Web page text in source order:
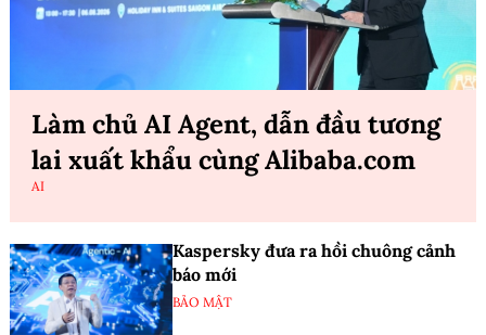
Làm chủ AI Agent, dẫn đầu tương
lai xuất khẩu cùng Alibaba.com
AI
Kaspersky đưa ra hồi chuông cảnh
báo mới
BẢO MẬT